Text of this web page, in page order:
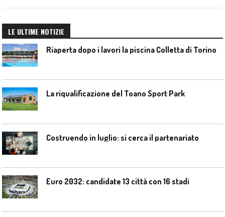
LE ULTIME NOTIZIE
Riaperta dopo i lavori la piscina Colletta di Torino
La riqualificazione del Toano Sport Park
Costruendo in luglio: si cerca il partenariato
Euro 2032: candidate 13 città con 16 stadi